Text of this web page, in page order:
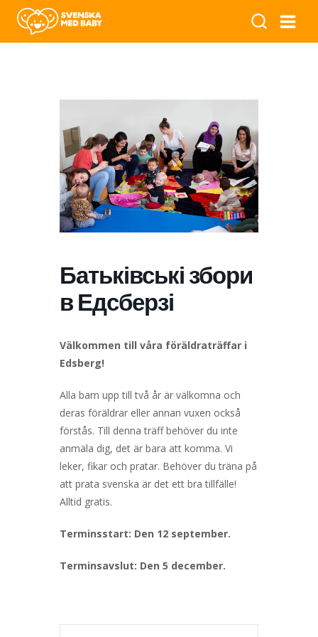
Батьківські збори
в Едсберзі
Välkommen till våra föräldraträffar i
Edsberg!
Alla barn upp till två år är välkomna och
deras föräldrar eller annan vuxen också
förstås. Till denna träff behöver du inte
anmäla dig, det är bara att komma. Vi
leker, fikar och pratar. Behöver du träna på
att prata svenska är det ett bra tillfälle!
Alltid gratis.
Terminsstart: Den 12 september.
Terminsavslut: Den 5 december.